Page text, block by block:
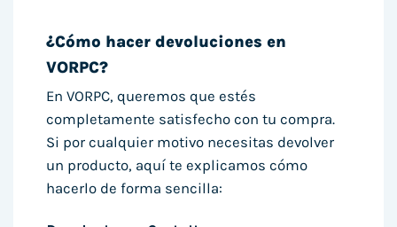
¿Cómo hacer devoluciones en
VORPC?
En VORPC, queremos que estés
completamente satisfecho con tu compra.
Si por cualquier motivo necesitas devolver
un producto, aquí te explicamos cómo
hacerlo de forma sencilla: